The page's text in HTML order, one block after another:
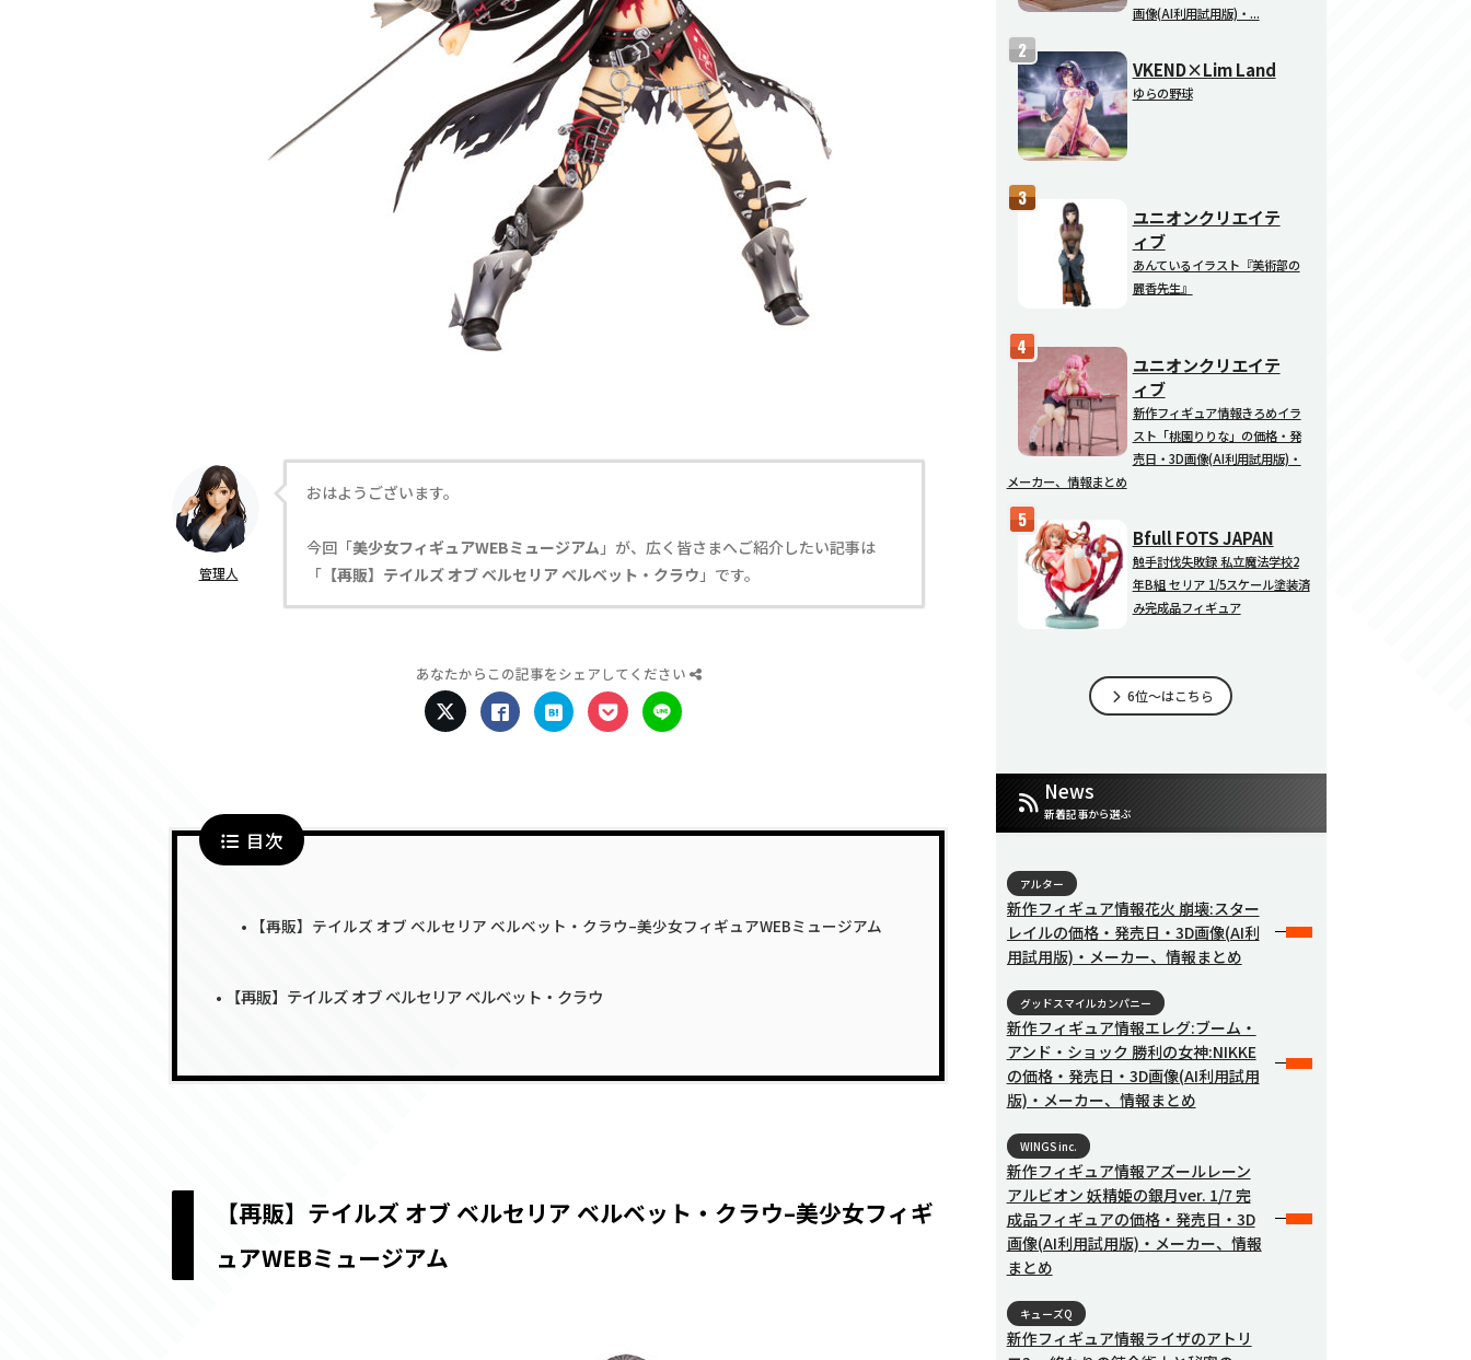
管理人
おはようございます。
今回「美少女フィギュアWEBミュージアム 」が、広く皆さまへご紹介したい記事は
「 【再販】テイルズ オブ ベルセリア ベルベット・クラウ 」です。
あなたからこの記事をシェアしてください
目次
【再販】テイルズ オブ ベルセリア ベルベット・クラウ–美少女フィギュアWEBミュージアム
【再販】テイルズ オブ ベルセリア ベルベット・クラウ
【再販】テイルズ オブ ベルセリア ベルベット・クラウ–美少女フィギ
ュアWEBミュージアム
画像(AI利用試用版)・...
VKEND×Lim Land
ゆらの野球
ユニオンクリエイテ
ィブ
あんているイラスト『美術部の
麗香先生』
ユニオンクリエイテ
ィブ
新作フィギュア情報きろめイラ
スト「桃園りりな」の価格・発
売日・3D画像(AI利用試用版)・
メーカー、情報まとめ
Bfull FOTS JAPAN
触手討伐失敗録 私立魔法学校2
年B組 セリア 1/5スケール塗装済
み完成品フィギュア
6位～はこちら
News
新着記事から選ぶ
アルター
新作フィギュア情報花火 崩壊:スター
レイルの価格・発売日・3D画像(AI利
用試用版)・メーカー、情報まとめ
グッドスマイルカンパニー
新作フィギュア情報エレグ:ブーム・
アンド・ショック 勝利の女神:NIKKE
の価格・発売日・3D画像(AI利用試用
版)・メーカー、情報まとめ
WINGS inc.
新作フィギュア情報アズールレーン
アルビオン 妖精姫の銀月ver. 1/7 完
成品フィギュアの価格・発売日・3D
画像(AI利用試用版)・メーカー、情報
まとめ
キューズQ
新作フィギュア情報ライザのアトリ